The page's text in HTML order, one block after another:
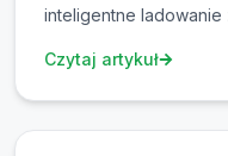
inteligentne ladowanie
fotowoltaiki i energia
Czytaj artykuł